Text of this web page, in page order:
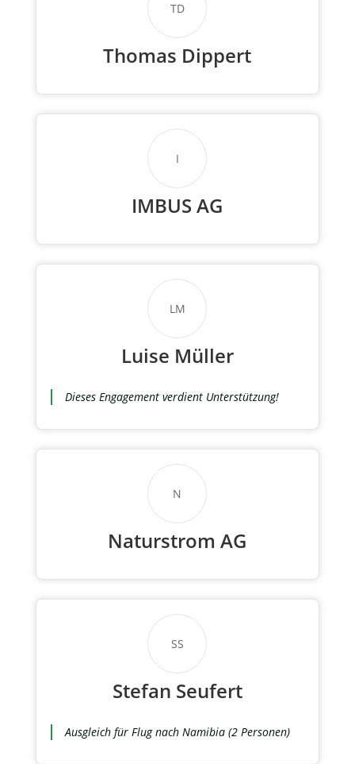
TD
Thomas Dippert
I
IMBUS AG
LM
Luise Müller
Dieses Engagement verdient Unterstützung!
N
Naturstrom AG
SS
Stefan Seufert
Ausgleich für Flug nach Namibia (2 Personen)